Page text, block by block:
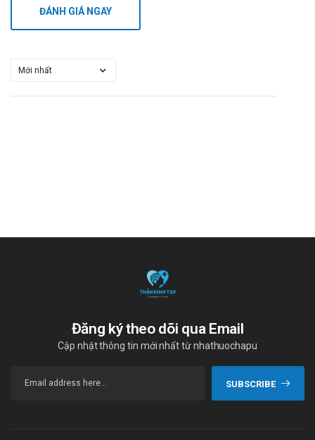
ĐÁNH GIÁ NGAY
Đăng ký theo dõi qua Email
Cập nhật thông tin mới nhất từ nhathuochapu
SUBSCRIBE